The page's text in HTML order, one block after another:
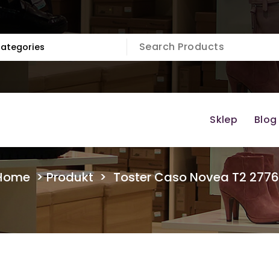
Sklep Blog
>Produkt> Toster Caso Novea T2 2776